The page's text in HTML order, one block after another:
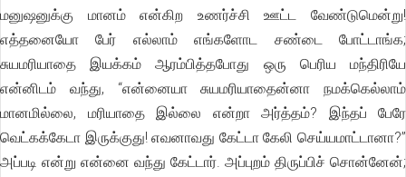
மனுஷனுக்கு மானம் என்கிற உணர்ச்சி ஊட்ட வேண்டுமென்று!
எத்தனையோ பேர் எல்லாம் எங்களோட சண்டை போட்டாங்க;
சுயமரியாதை இயக்கம் ஆரம்பித்தபோது ஒரு பெரிய மந்திரியே
என்னிடம் வந்து, “என்னையா சுயமரியாதைன்னா நமக்கெல்லாம்
மானமில்லை, மரியாதை இல்லை என்றா அர்த்தம்? இந்தப் பேரே
வெட்கக்கேடா இருக்குது! எவனாவது கேட்டா கேலி செய்யமாட்டானா?’’
அப்படி என்று என்னை வந்து கேட்டார். அப்புறம் திருப்பிச் சொன்னேன்;